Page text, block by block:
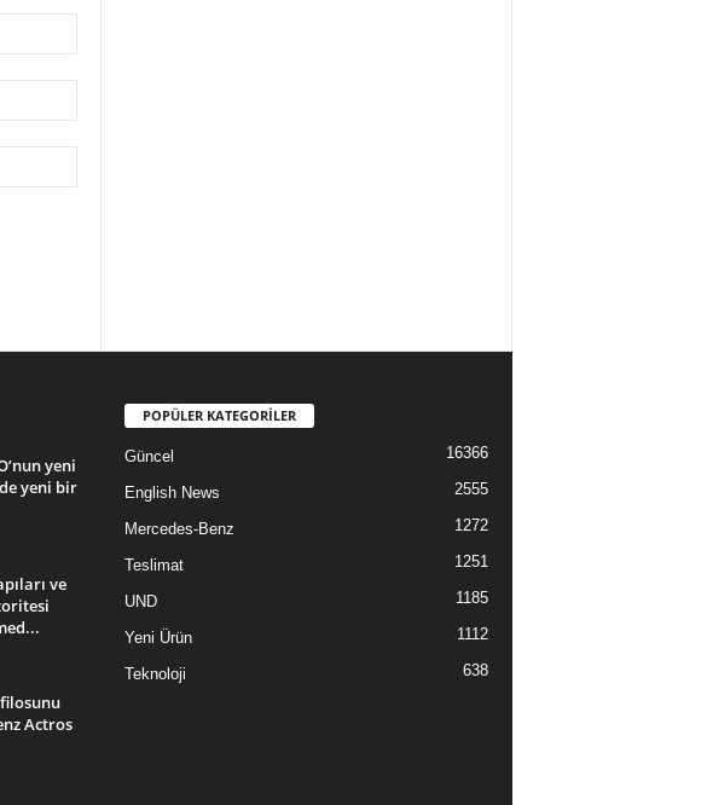
yeni
yeni bir
ve
Actros
POPÜLER KATEGORİLER
Güncel 16366
English News 2555
Mercedes-Benz 1272
Teslimat 1251
UND 1185
Yeni Ürün 1112
Teknoloji 638